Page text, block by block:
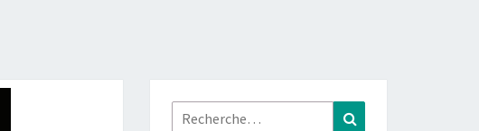
Rechercher :